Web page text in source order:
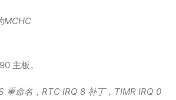
MCHC
主板。
重命名 ， RTC IRQ 8 补丁， TIMR IRQ 0